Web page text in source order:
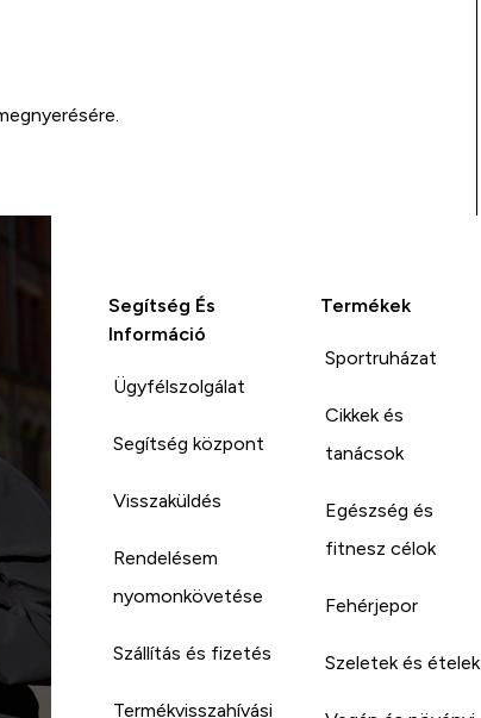
Segítség És
Információ
Ügyfélszolgálat
Segítség központ
Visszaküldés
Rendelésem
nyomonkövetése
Szállítás és fizetés
Termékvisszahívási
Termékek
Sportruházat
Cikkek és
tanácsok
Egészség és
fitnesz célok
Fehérjepor
Szeletek és ételek